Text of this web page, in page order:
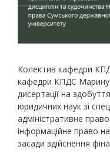
Колектив кафедри
кафедри КПДС Марину
дисертації на
юридичних наук зі
адміністративне
інформаційне право
засади здійснення